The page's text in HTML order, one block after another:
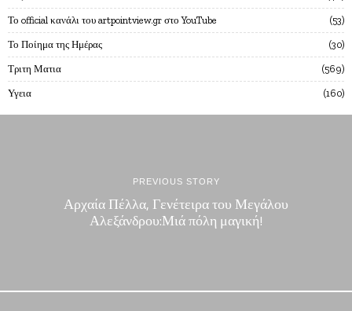
Το official κανάλι του artpointview.gr στο YouTube 53
Το Ποίημα της Ημέρας 30
Τριτη Ματια 569
Υγεια 160
PREVIOUS STORY
Αρχαία Πέλλα, Γενέτειρα του Μεγάλου
Αλεξάνδρου:Μιά πόλη μαγική!